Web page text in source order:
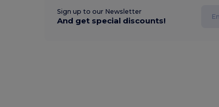
Sign up to our Newsletter
And get special discounts!